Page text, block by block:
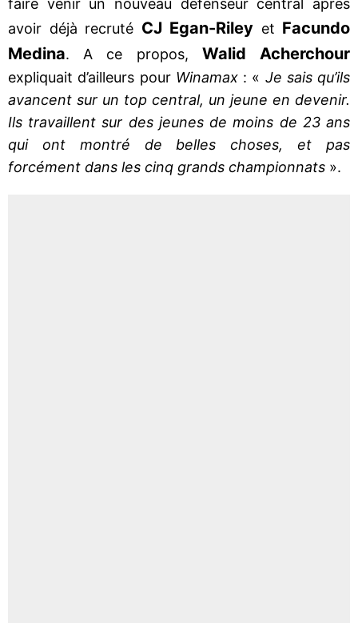
faire venir un nouveau défenseur central après
avoir déjà recruté CJ Egan-Riley et Facundo
Medina. A ce propos, Walid Acherchour
expliquait d’ailleurs pour Winamax: « Je sais qu’ils
avancent sur un top central, un jeune en devenir.
Ils travaillent sur des jeunes de moins de 23 ans
qui ont montré de belles choses, et pas
forcément dans les cinq grands championnats ».